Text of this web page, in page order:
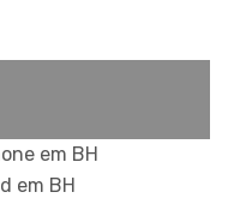
em BH
em BH